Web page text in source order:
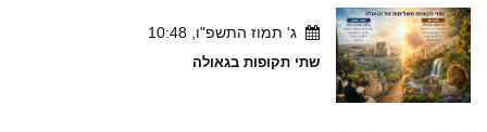
ג' תמוז התשפ"ו, 10:48
שתי תקופות בגאולה